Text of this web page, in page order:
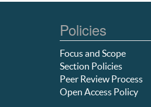
Policies
Focus and Scope
Section Policies
Peer Review Process
Open Access Policy